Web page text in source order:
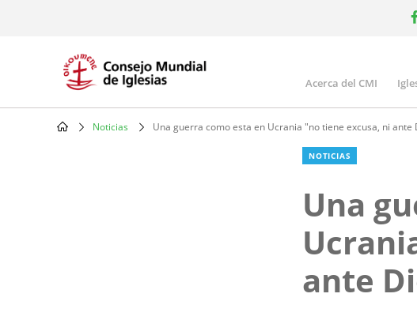
Main
Acerca del CMI
Noticias Una guerra como esta en Ucrania "no tiene excusa, ni ante
NOTICIAS
Una
ante